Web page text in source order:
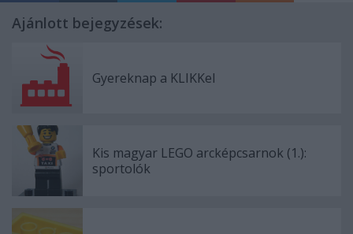
Ajánlott bejegyzések:
Gyereknap a KLIKKel
Kis magyar LEGO arcképcsarnok (1.):
sportolók